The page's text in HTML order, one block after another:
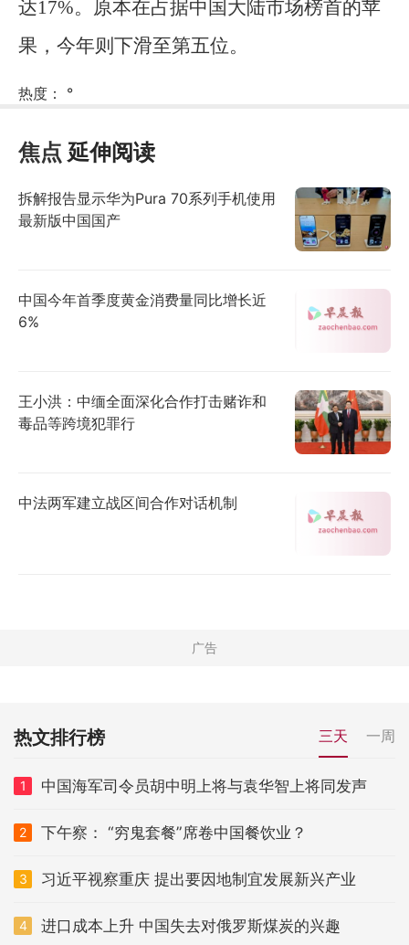
达17%。原本在占据中国大陆市场榜首的苹
果，今年则下滑至第五位。
热度： °
焦点 延伸阅读
拆解报告显示华为Pura 70系列手机使用
最新版中国国产
中国今年首季度黄金消费量同比增长近
6%
王小洪：中缅全面深化合作打击赌诈和
毒品等跨境犯罪行
中法两军建立战区间合作对话机制
热文排行榜 三天 一周
1 中国海军司令员胡中明上将与袁华智上将同发声
2 下午察： “穷鬼套餐”席卷中国餐饮业？
3 习近平视察重庆 提出要因地制宜发展新兴产业
4 进口成本上升 中国失去对俄罗斯煤炭的兴趣